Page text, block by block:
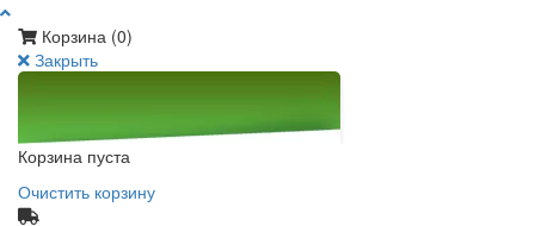
Корзина (0)
Закрыть
Корзина пуста
Очистить корзину